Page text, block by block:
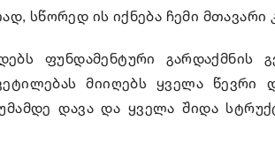
სწორედ ის იქნება ჩემი მთავარი
ფუნდამენტური გარდაქმნის
მიიღებს ყველა წევრი
დავა და ყველა შიდა